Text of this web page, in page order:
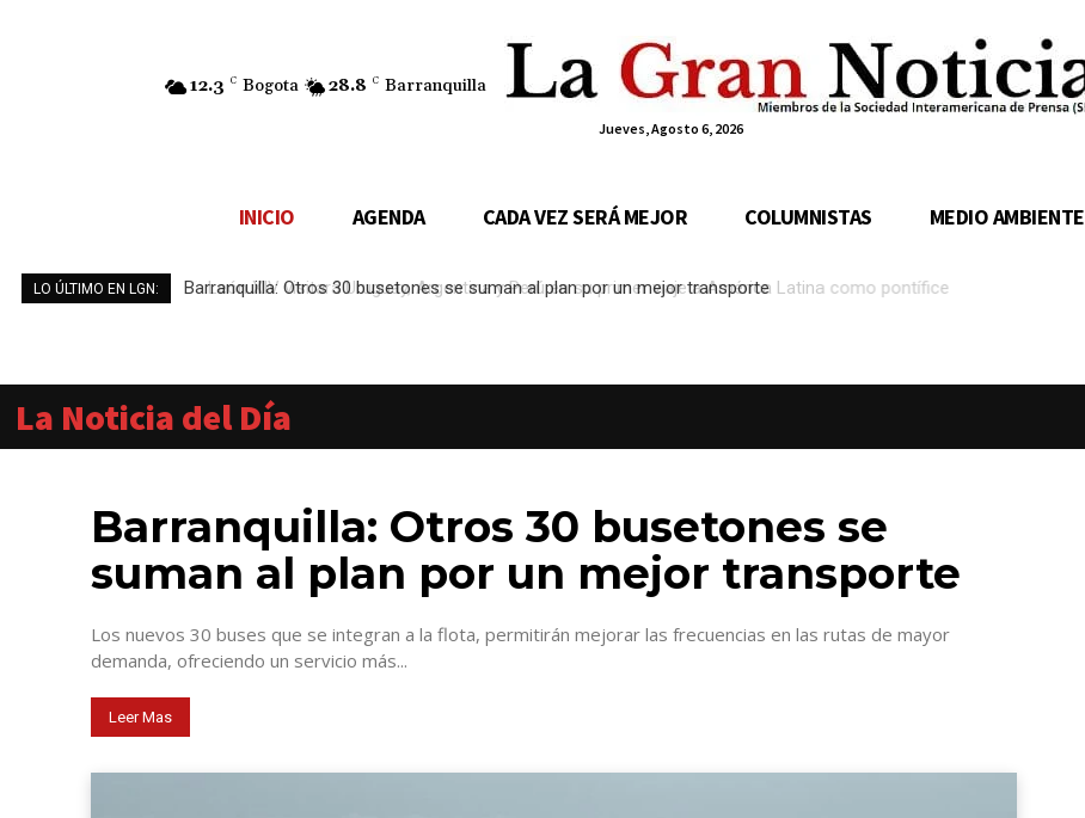
12.3 C Bogota 28.8 C Barranquilla
Jueves, Agosto 6, 2026
INICIO AGENDA CADA VEZ SERÁ MEJOR COLUMNISTAS MEDIO AMBIENTE
LO ÚLTIMO EN LGN: León XIV visitará Uruguay, Argentina y Perú en su primer viaje a América Latina como pontífice
La Noticia del Día
Barranquilla: Otros 30 busetones se
suman al plan por un mejor transporte
Los nuevos 30 buses que se integran a la flota, permitirán mejorar las frecuencias en las rutas de mayor
demanda, ofreciendo un servicio más...
Leer Mas